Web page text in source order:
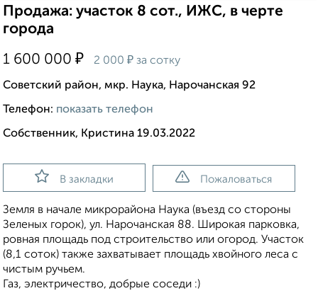
Продажа: участок 8 сот., ИЖС, в черте
города
1 600 000 ₽ 2 000 ₽ за сотку
Советский район, мкр. Наука, Нарочанская 92
Телефон: показать телефон
Собственник, Кристина 19.03.2022
В закладки Пожаловаться
Земля в начале микрорайона Наука (въезд со стороны
Зеленых горок), ул. Нарочанская 88. Широкая парковка,
ровная площадь под строительство или огород. Участок
(8,1 соток) также захватывает площадь хвойного леса с
чистым ручьем.
Газ, электричество, добрые соседи :)